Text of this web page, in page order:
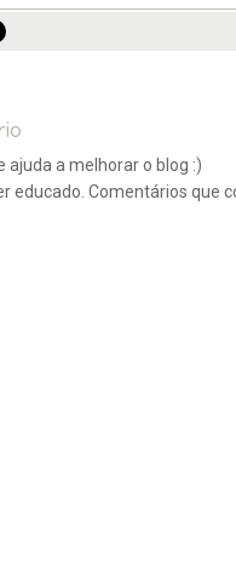
ajuda a melhorar o blog :)
educado. Comentários